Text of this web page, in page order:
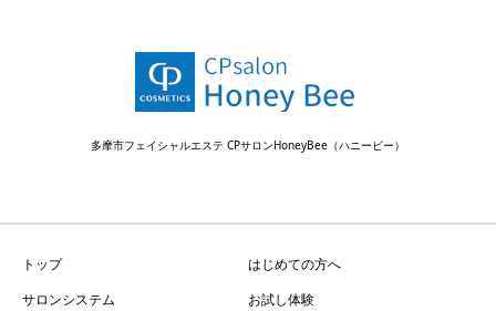
多摩市フェイシャルエステ CPサロンHoneyBee（ハニービー）
トップ
はじめての方へ
サロンシステム
お試し体験